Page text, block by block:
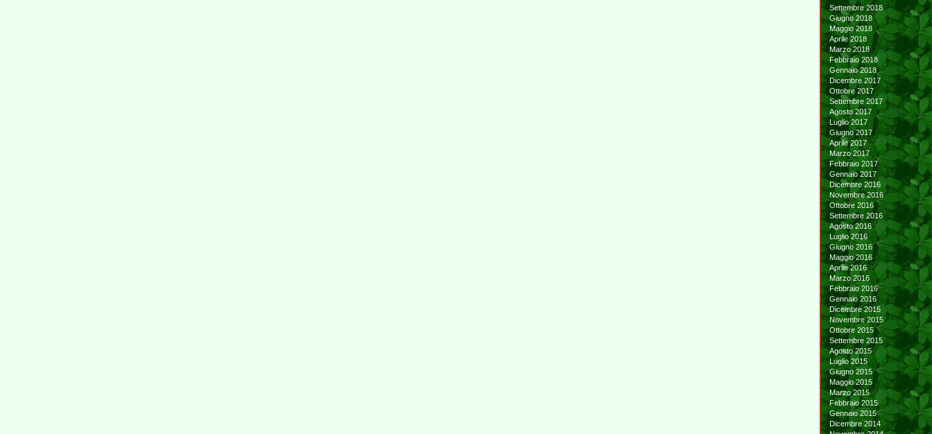
Settembre 2018
Giugno 2018
Maggio 2018
Aprile 2018
Marzo 2018
Febbraio 2018
Gennaio 2018
Dicembre 2017
Ottobre 2017
Settembre 2017
Agosto 2017
Luglio 2017
Giugno 2017
Aprile 2017
Marzo 2017
Febbraio 2017
Gennaio 2017
Dicembre 2016
Novembre 2016
Ottobre 2016
Settembre 2016
Agosto 2016
Luglio 2016
Giugno 2016
Maggio 2016
Aprile 2016
Marzo 2016
Febbraio 2016
Gennaio 2016
Dicembre 2015
Novembre 2015
Ottobre 2015
Settembre 2015
Agosto 2015
Luglio 2015
Giugno 2015
Maggio 2015
Marzo 2015
Febbraio 2015
Gennaio 2015
Dicembre 2014